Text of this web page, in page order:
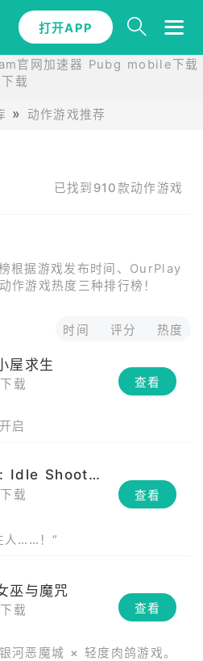
打开APP
官网加速器 Pubg mobile下载
载
动作游戏推荐
已找到 910款动作游戏
根据游戏发布时间、OurPlay
作游戏热度三种排行榜！
时间 评分 热度
屋求生
下载 查看
启
Cat Butler: Idle Shooter RPG
下载 查看
人……！”
巫与魔咒
下载 查看
河恶魔城 × 轻度肉鸽游戏。